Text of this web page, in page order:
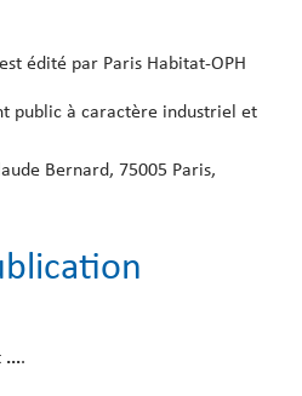
est édité par Paris Habitat-OPH
public à caractère industriel et
Bernard, 75005 Paris,
....